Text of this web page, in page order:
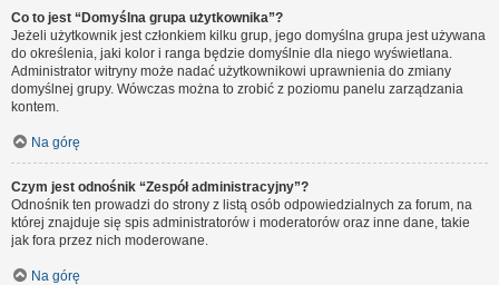
Co to jest “Domyślna grupa użytkownika”?
Jeżeli użytkownik jest członkiem kilku grup, jego domyślna grupa jest używana
do określenia, jaki kolor i ranga będzie domyślnie dla niego wyświetlana.
Administrator witryny może nadać użytkownikowi uprawnienia do zmiany
domyślnej grupy. Wówczas można to zrobić z poziomu panelu zarządzania
kontem.
Na górę
Czym jest odnośnik “Zespół administracyjny”?
Odnośnik ten prowadzi do strony z listą osób odpowiedzialnych za forum, na
której znajduje się spis administratorów i moderatorów oraz inne dane, takie
jak fora przez nich moderowane.
Na górę